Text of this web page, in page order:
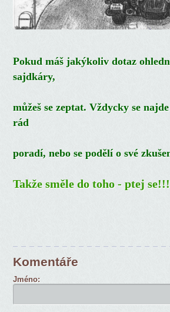
Pokud máš jakýkoliv dotaz
sajdkáry,
můžeš se zeptat. Vždycky se
rád
poradí, nebo se podělí o své
Takže směle do toho - ptej se!!!
Komentáře
Jméno: